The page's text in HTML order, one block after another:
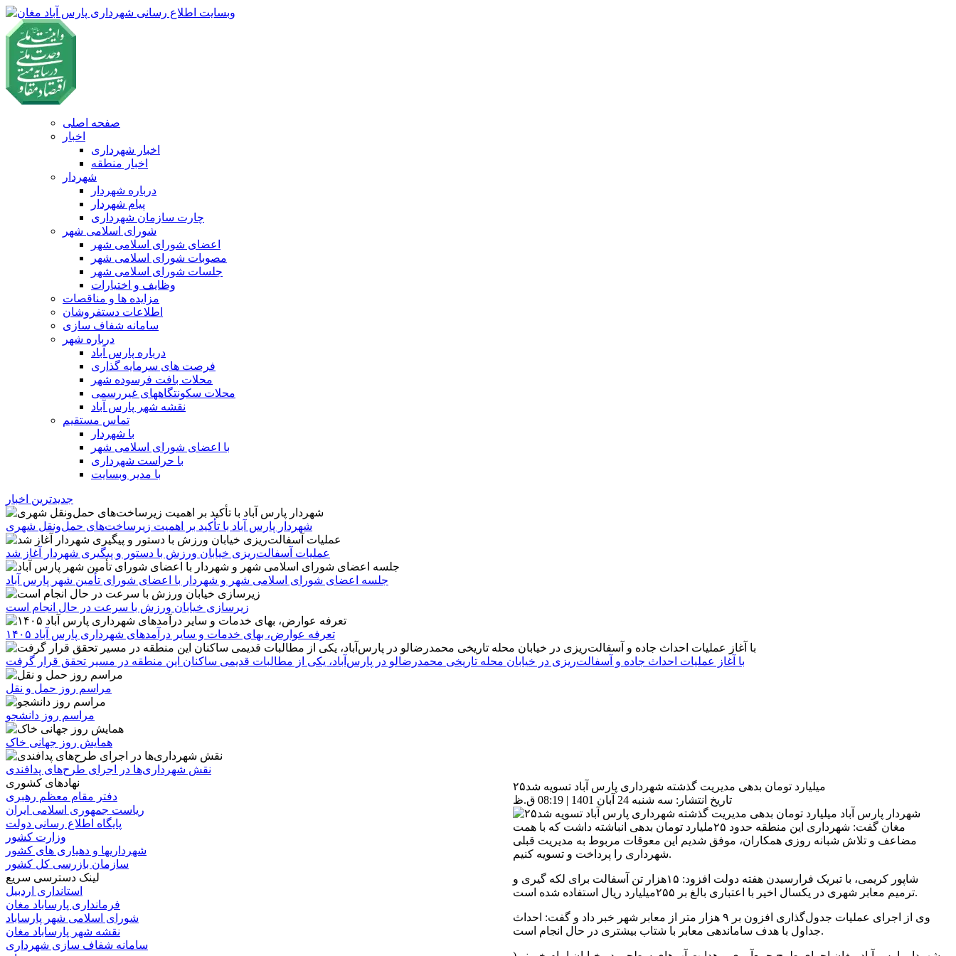
صفحه اصلی
اخبار
اخبار شهرداری
اخبار منطقه
شهردار
درباره شهردار
پیام شهردار
چارت سازمان شهرداری
شورای اسلامی شهر
اعضای شورای اسلامی شهر
مصوبات شورای اسلامی شهر
جلسات شورای اسلامی شهر
وظایف و اختیارات
مزایده ها و مناقصات
اطلاعات دستفروشان
سامانه شفاف سازی
درباره شهر
درباره پارس آباد
فرصت های سرمایه گذاری
محلات بافت فرسوده شهر
محلات سکونتگاههای غیررسمی
نقشه شهر پارس آباد
تماس مستقیم
با شهردار
با اعضای شورای اسلامی شهر
با حراست شهرداری
با مدیر وبسایت
جدیدترین اخبار
شهردار پارس آباد با تأکید بر اهمیت زیرساخت‌های حمل‌ونقل شهری
عملیات آسفالت‌ریزی خیابان ورزش با دستور و پیگیری شهردار آغاز شد
جلسه اعضای شورای اسلامی شهر و شهردار با اعضای شورای تأمین شهر پارس آباد
زیرسازی خیابان ورزش با سرعت در حال انجام است
تعرفه عوارض، بهای خدمات و سایر درآمدهای شهرداری پارس آباد ۱۴۰۵
با آغاز عملیات احداث جاده و آسفالت‌ریزی در خیابان محله تاریخی محمدرضالو در پارس‌آباد، یکی از مطالبات قدیمی ساکنان این منطقه در مسیر تحقق قرار گرفت
مراسم روز حمل و نقل
مراسم روز دانشجو
همایش روز جهانی خاک
نقش شهرداری‌ها در اجرای طرح‌های پدافندی
۲۵میلیارد تومان بدهی مدیریت گذشته شهرداری پارس آباد تسویه شد
تاریخ انتشار: سه شنبه 24 آبان 1401 | 08:19 ق.ظ
مغان گفت: شهرداری این منطقه حدود ۲۵ملیارد تومان بدهی انباشته داشت که با همت
مضاعف و تلاش شبانه روزی همکاران، موفق شدیم این معوقات مربوط به مدیریت قبلی
شهرداری را پرداخت و تسویه کنیم.
شاپور کریمی، با تبریک فرارسیدن هفته دولت افزود: ۱۵هزار تن آسفالت برای لکه گیری و
ترمیم معابر شهری در یکسال اخیر با اعتباری بالغ بر ۲۵۵میلیارد ریال استفاده شده است.
وی از اجرای عملیات جدول‌گذاری افزون بر ۹ هزار متر از معابر شهر خبر داد و گفت: احداث
جداول با هدف ساماندهی معابر با شتاب بیشتری در حال انجام است.
نهادهای کشوری
دفتر مقام معظم رهبری
ریاست جمهوری اسلامی ایران
پایگاه اطلاع رسانی دولت
وزارت کشور
شهرداریها و دهیاری های کشور
سازمان بازرسی کل کشور
لینک دسترسی سریع
استانداری اردبیل
فرمانداری پارساباد مغان
شورای اسلامی شهر پارساباد
نقشه شهر پارساباد مغان
سامانه شفاف سازی شهرداری